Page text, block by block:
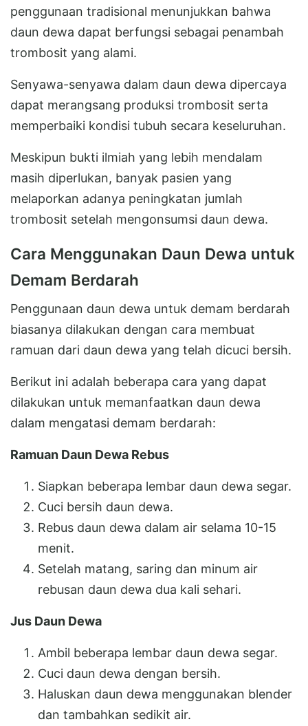
penggunaan tradisional menunjukkan bahwa
daun dewa dapat berfungsi sebagai penambah
trombosit yang alami.
Senyawa-senyawa dalam daun dewa dipercaya
dapat merangsang produksi trombosit serta
memperbaiki kondisi tubuh secara keseluruhan.
Meskipun bukti ilmiah yang lebih mendalam
masih diperlukan, banyak pasien yang
melaporkan adanya peningkatan jumlah
trombosit setelah mengonsumsi daun dewa.
Cara Menggunakan Daun Dewa untuk
Demam Berdarah
Penggunaan daun dewa untuk demam berdarah
biasanya dilakukan dengan cara membuat
ramuan dari daun dewa yang telah dicuci bersih.
Berikut ini adalah beberapa cara yang dapat
dilakukan untuk memanfaatkan daun dewa
dalam mengatasi demam berdarah:
Ramuan Daun Dewa Rebus
Siapkan beberapa lembar daun dewa segar.
Cuci bersih daun dewa.
Rebus daun dewa dalam air selama 10-15
menit.
Setelah matang, saring dan minum air
rebusan daun dewa dua kali sehari.
Jus Daun Dewa
Ambil beberapa lembar daun dewa segar.
Cuci daun dewa dengan bersih.
Haluskan daun dewa menggunakan blender
dan tambahkan sedikit air.